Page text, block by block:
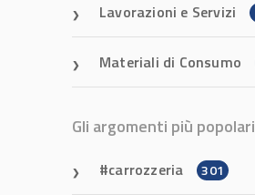
Lavorazioni e Servizi
Materiali di Consumo
Gli argomenti più popolari
carrozzeria 301